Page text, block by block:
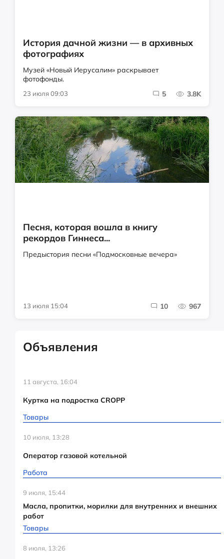
История дачной жизни — в архивных
фотографиях
Музей «Новый Иерусалим» раскрывает
фотофонды.
23 июля 09:03 5 3.8K
Песня, которая вошла в книгу
рекордов Гиннеса...
Предыстория песни «Подмосковные вечера»
13 июля 15:04 10 967
Объявления
11 августа, 16:04
Куртка на подростка CROPP
Товары
10 июля, 13:28
Оператор газовой котельной
Работа
9 июля, 15:44
Масла, пропитки, морилки для внутренних и внешних
работ
Товары
8 июля, 13:26